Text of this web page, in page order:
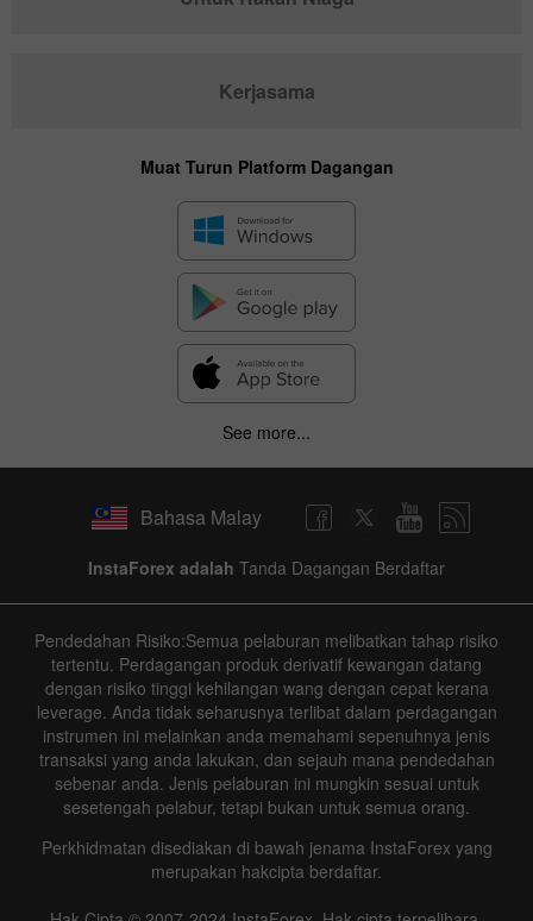
Kerjasama
Muat Turun Platform Dagangan
See more...
Bahasa Malay
InstaForex adalah Tanda Dagangan Berdaftar
Pendedahan Risiko:Semua pelaburan melibatkan tahap risiko
tertentu. Perdagangan produk derivatif kewangan datang
dengan risiko tinggi kehilangan wang dengan cepat kerana
leverage. Anda tidak seharusnya terlibat dalam perdagangan
instrumen ini melainkan anda memahami sepenuhnya jenis
transaksi yang anda lakukan, dan sejauh mana pendedahan
sebenar anda. Jenis pelaburan ini mungkin sesuai untuk
sesetengah pelabur, tetapi bukan untuk semua orang.
Perkhidmatan disediakan di bawah jenama InstaForex yang
merupakan hakcipta berdaftar.